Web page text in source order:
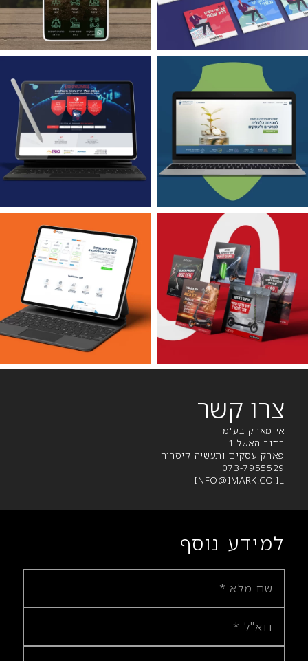
צרו קשר
איימארק בע"מ
רחוב האשל 1
פארק עסקים ותעשיה קיסריה
073-7955529
INFO@IMARK.CO.IL
למידע נוסף